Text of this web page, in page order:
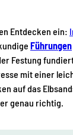
Entdecken ein:
Führungen
Festung
mit einer
auf das
genau richtig.